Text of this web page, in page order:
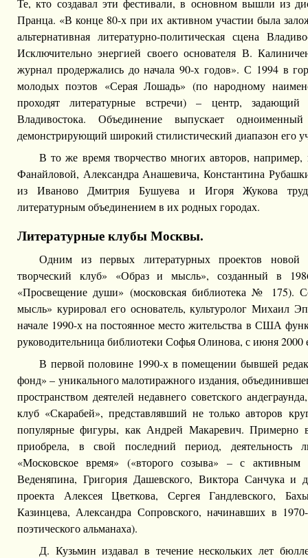
Те, кто создавал эти фестивали, в основном вышли из
Пранца. «В конце 80-х при их активном участии была
альтернативная литературно-политическая сцена
Исключительно энергией своего основателя В.
журнал продержались до начала 90-х годов». С 1994 в
молодых поэтов «Серая Лошадь» (по народному
проходят литературные встречи) – центр,
Владивостока. Объединение выпускает
демонстрирующий широкий стилистический диапазон его
В то же время творчество многих авторов,
Фанайловой, Александра Анашевича, Константина
из Иваново Дмитрия Бушуева и Игоря Жукова
литературным объединением в их родных городах.
Литературные клубы Москвы.
Одним из первых литературных проектов новой
творческий клуб» «Образ и мысль», созданный в
«Просвещение души» (московская библиотека № 175).
мысль» курировал его основатель, культуролог Михаил
начале 1990-х на постоянное место жительства в США
руководительница библиотеки Софья Олинова, с июня 2000
В первой половине 1990-х в помещении бывшей
фонд» – уникального малотиражного издания,
пространством деятелей недавнего советского
клуб «Скарабей», представлявший не только авторов
популярные фигуры, как Андрей Макаревич.
приобрела, в свой последний период, деятельность
«Московское время» («второго созыва» – с активным
Веденяпина, Григория Дашевского, Виктора Санчука и
проекта Алексея Цветкова, Сергея Гандлевского,
Казинцева, Александра Сопровского, начинавших в
поэтического альманаха).
Д. Кузьмин издавал в течение нескольких лет